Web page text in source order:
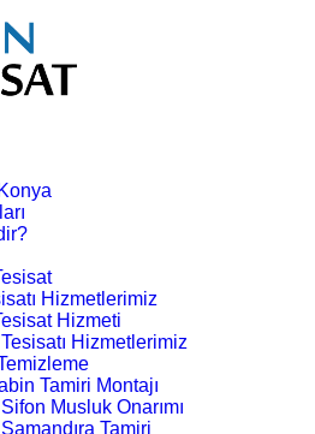
Hizmetlerimiz
Hizmeti
Hizmetlerimiz
Tamiri Montajı
Musluk Onarımı
Tamiri